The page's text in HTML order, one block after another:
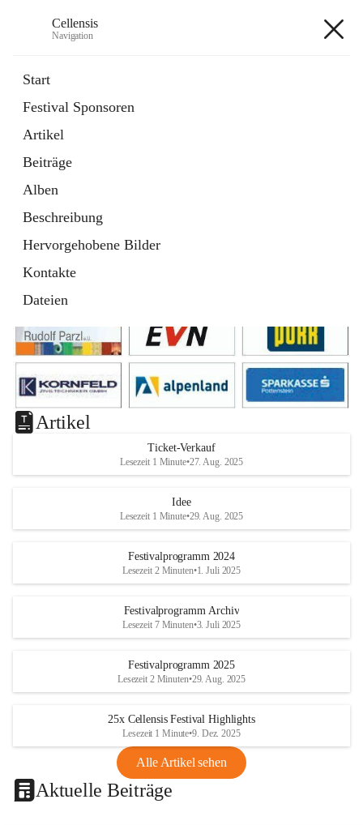
Cellensis
Navigation
Start
Festival Sponsoren
Artikel
Beiträge
Alben
Beschreibung
Hervorgehobene Bilder
Kontakte
Dateien
Festival Sponsoren
Artikel
Ticket-Verkauf
Lesezeit 1 Minute•27. Aug. 2025
Idee
Lesezeit 1 Minute•29. Aug. 2025
Festivalprogramm 2024
Lesezeit 2 Minuten•1. Juli 2025
Festivalprogramm Archiv
Lesezeit 7 Minuten•3. Juli 2025
Festivalprogramm 2025
Lesezeit 2 Minuten•29. Aug. 2025
25x Cellensis Festival Highlights
Lesezeit 1 Minute•9. Dez. 2025
Alle Artikel sehen
Aktuelle Beiträge